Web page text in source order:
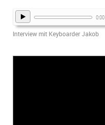
0:00
Interview mit Keyboarder Jakob